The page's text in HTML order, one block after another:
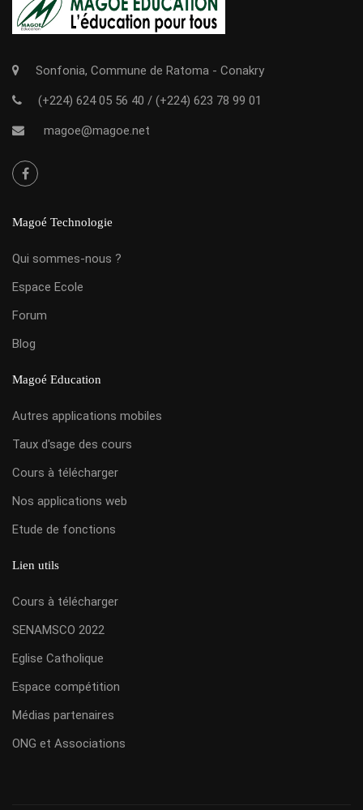
Sonfonia, Commune de Ratoma - Conakry
(+224) 624 05 56 40 / (+224) 623 78 99 01
magoe@magoe.net
Magoé Technologie
Qui sommes-nous ?
Espace Ecole
Forum
Blog
Magoé Education
Autres applications mobiles
Taux d'sage des cours
Cours à télécharger
Nos applications web
Etude de fonctions
Lien utils
Cours à télécharger
SENAMSCO 2022
Eglise Catholique
Espace compétition
Médias partenaires
ONG et Associations